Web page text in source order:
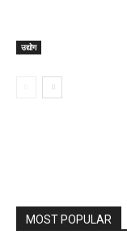
उद्योग
MOST POPULAR